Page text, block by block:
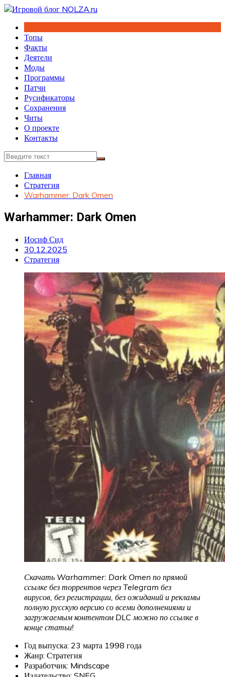
Перейти
содержимому
Топы
Факты
Деятели
Моды
Программы
Патчи
Русификаторы
Сохранения
Читы
О проекте
Контакты
Главная
Стратегия
Warhammer: Dark Omen
Warhammer: Dark Omen
Иосиф Сид
30.12.2025
Стратегия
Скачать Warhammer: Dark Omen по прямой
ссылке без торрентов через Telegram без
вирусов, без регистрации, без ожиданий и рекламы
полную русскую версию со всеми дополнениями и
загружаемым контентом DLC можно по ссылке в
конце статьи!
Год выпуска: 23 марта 1998 года
Жанр: Стратегия
Разработчик: Mindscape